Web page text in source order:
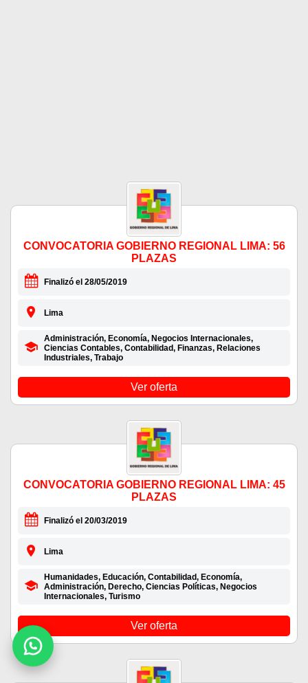
CONVOCATORIA GOBIERNO REGIONAL LIMA: 56
PLAZAS
Finalizó el 28/05/2019
Lima
Administración, Economía, Negocios Internacionales,
Ciencias Contables, Contabilidad, Finanzas, Relaciones
Industriales, Trabajo
Ver oferta
CONVOCATORIA GOBIERNO REGIONAL LIMA: 45
PLAZAS
Finalizó el 20/03/2019
Lima
Humanidades, Educación, Contabilidad, Economía,
Administración, Derecho, Ciencias Políticas, Negocios
Internacionales, Turismo
Ver oferta